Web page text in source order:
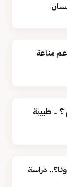
مناعة
؟ .. طبيبة
دراسة